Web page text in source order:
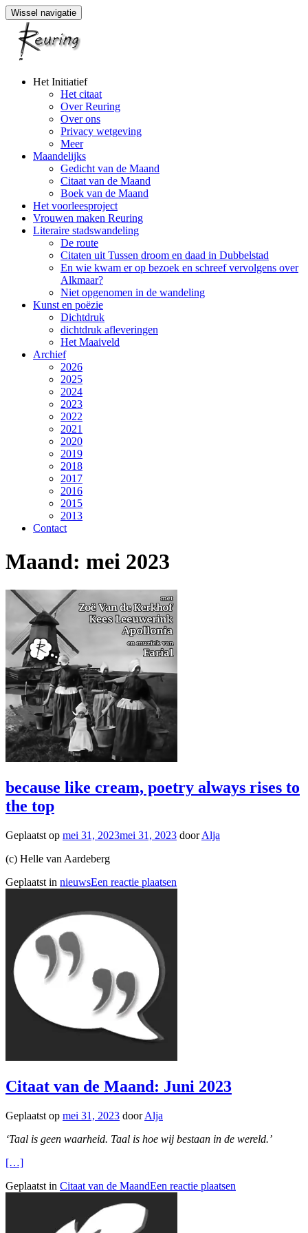
Wissel navigatie
Naar
Het Initiatief
Het citaat
Over Reuring
Over ons
Privacy wetgeving
Meer
Maandelijks
Gedicht van de Maand
Citaat van de Maand
Boek van de Maand
Het voorleesproject
Vrouwen maken Reuring
Literaire stadswandeling
De route
Citaten uit Tussen droom en daad in Dubbelstad
En wie kwam er op bezoek en schreef vervolgens over
Alkmaar?
Niet opgenomen in de wandeling
Kunst en poëzie
Dichtdruk
dichtdruk afleveringen
Het Maaiveld
Archief
2026
2025
2024
2023
2022
2021
2020
2019
2018
2017
2016
2015
2013
Contact
Maand: mei 2023
because like cream, poetry always rises to
the top
Geplaatst op mei 31, 2023mei 31, 2023 doorAlja
(c) Helle van Aardeberg
Geplaatst in nieuwsEen reactie plaatsen
Citaat van de Maand: Juni 2023
Geplaatst op mei 31, 2023 doorAlja
‘Taal is geen waarheid. Taal is hoe wij bestaan in de wereld.’
[…]
Geplaatst in Citaat van de MaandEen reactie plaatsen